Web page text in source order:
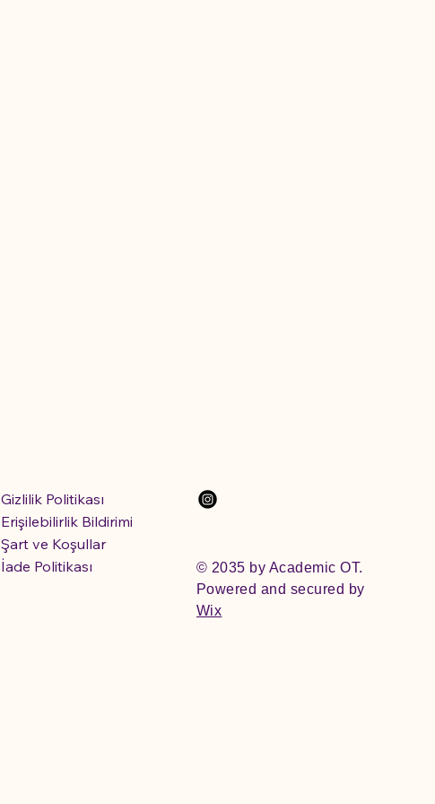
Gizlilik Politikası
Erişilebilirlik Bildirimi
Şart ve Koşullar
İade Politikası
© 2035 by Academic OT.
Powered and secured by
Wix